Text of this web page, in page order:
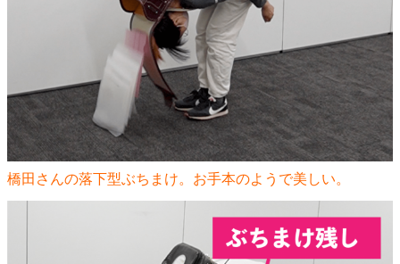
橋田さんの落下型ぶちまけ。お手本のようで美しい。